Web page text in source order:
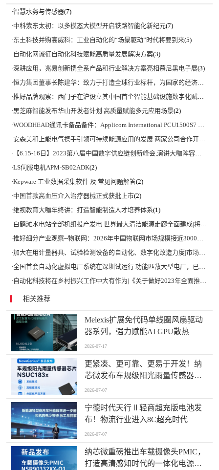
·智慧水务与传感器(7)
·中科紫东太初：以多模态大模型开启铁路智能化新纪元(7)
·东土科技并购高威科：工业自动化的“场景驱动”时代将要到来(5)
· 自动化网诚征自动化科技赋能高质量发展解决方案(3)
·深耕应用，兆易创新携全系产品和行业解决方案亮相慕尼黑电子展(3)
·恒力集团董事长陈建华：致力于打造全球行业标杆，为国家的经济高质量发展贡献更大力量|上海电气集团党委书记、董事长吴磊来访
·推好品牌观察：西门子在沪设立其中国首个智能基础设施数字化赋能中心
·黑芝麻智能发布华山开发者计划 高质量赋能多元应用场景(2)
·WOODHEAD通讯卡备品备件：Applicom International PCU1500S7 PCU 1500 S7 V4.5.0
·安森美和上能电气携手引领可持续能源应用的发展 两家公司合作开发高性能储能和太阳能组串式逆变器方案 以实现可持续的未来
· 【6.15-16日】2023第八届中国数字供应链创新峰会,演讲大咖阵容官宣
·LS伺服电机APM-SB02ADK(2)
·Kepware 工业数据采集软件 及 常见问题解答(2)
·中国首款高血压介入治疗器械正式获批上市(2)
·维视教育大咖年终讲：打造智能制造人才培养体系(1)
·白鹤滩水电站全部机组投产发电 世界最大清洁能源走廊全面建成|将为建设新型能源体系、保障国家能源安全、实现“双碳”目标提供有力支撑
·推好细分产业观察--物联网：2026年中国物联网市场规模接近3000亿美元 智慧工厂、智慧城市、智慧电网等将占60%以上
·加大在用计量器具、试验检测设备的自动化、数字化改造力度|市场监管总局 工业和信息化部 关于促进企业计量能力提升的指导意见
·全国首套自动化虚拟电厂系统在深圳试运行 功能匹敌大型电厂，已入选国际典型案例
· 自动化科技将在乡村振兴工作中大有作为|《关于做好2023年全面推进乡村振兴重点工作的意见》发布
相关推荐
Melexis扩展免代码单线圈风扇驱动
器系列，强力赋能AI GPU散热
2026-07-17
更紧凑、更可靠、更易于开发！纳
芯微发布车规级阳光雨量传感器芯
片系列NSUC183x
2026-07-07
宁德时代天行Ⅱ轻商超充版电池发
布！物流行业进入8C超充时代
2026-07-07
纳芯微重磅推出车载摄像头PMIC，
打造高清感知时代的一体化电源管